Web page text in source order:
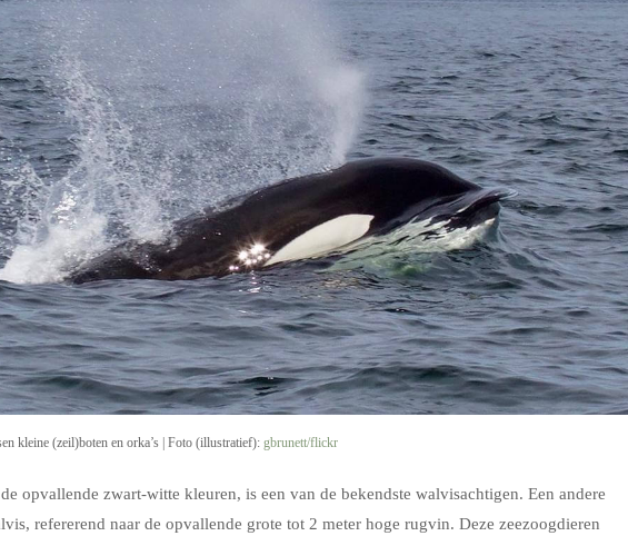
kleine (zeil)boten en orka’s | Foto (illustratief): gbrunett/flickr
opvallende zwart-witte kleuren, is een van de bekendste walvisachtigen. Een andere
refererend naar de opvallende grote tot 2 meter hoge rugvin. Deze zeezoogdieren